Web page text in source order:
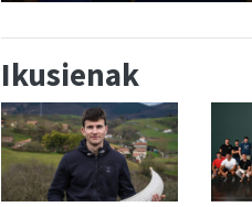
Ikusienak